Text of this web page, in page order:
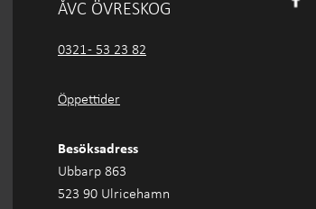
ÅVC ÖVRESKOG
0321 - 53 23 82
Öppettider
Besöksadress
Ubbarp 863
523 90 Ulricehamn